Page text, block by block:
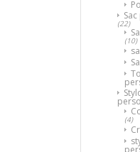
(22)
(10)
(4)